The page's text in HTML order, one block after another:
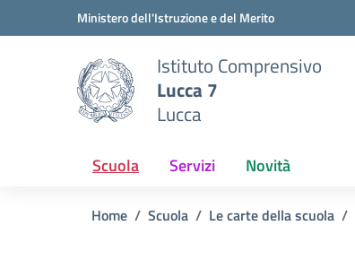
Vai ai contenuti
Vai al menu di navigazioneMinistero dell'Istruzione e del Merito
Istituto Comprensivo
Lucca 7
Lucca
Scuola Servizi Novità
Home Scuola Le carte della scuola